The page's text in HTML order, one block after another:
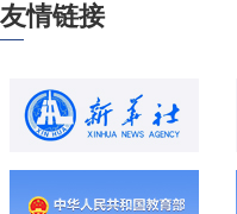
友情链接